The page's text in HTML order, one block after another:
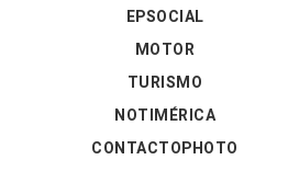
EPSOCIAL
MOTOR
TURISMO
NOTIMÉRICA
CONTACTOPHOTO